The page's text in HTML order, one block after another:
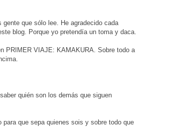
que sólo lee. He agradecido cada
blog. Porque yo pretendía un toma y daca.
PRIMER VIAJE: KAMAKURA. Sobre todo a
quién son los demás que siguen
que sepa quienes sois y sobre todo que